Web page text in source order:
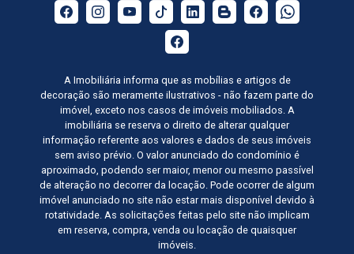
A Imobiliária informa que as mobílias e artigos de
decoração são meramente ilustrativos - não fazem parte do
imóvel, exceto nos casos de imóveis mobiliados. A
imobiliária se reserva o direito de alterar qualquer
informação referente aos valores e dados de seus imóveis
sem aviso prévio. O valor anunciado do condomínio é
aproximado, podendo ser maior, menor ou mesmo passível
de alteração no decorrer da locação. Pode ocorrer de algum
imóvel anunciado no site não estar mais disponível devido à
rotatividade. As solicitações feitas pelo site não implicam
em reserva, compra, venda ou locação de quaisquer
imóveis.